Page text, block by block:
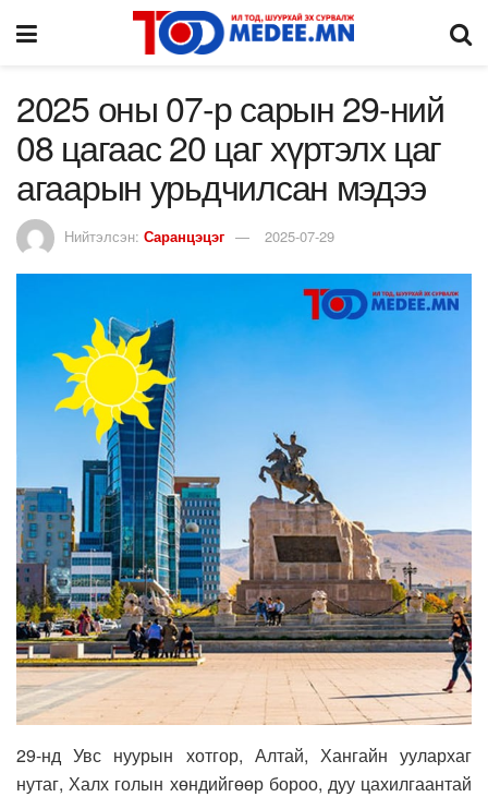
2025 оны 07-р сарын 29-ний
08 цагаас 20 цаг хүртэлх цаг
агаарын урьдчилсан мэдээ
Нийтэлсэн: Саранцэцэг 2025-07-29
29-нд Увс нуурын хотгор, Алтай, Хангайн уулархаг
нутаг, Халх голын хөндийгөөр бороо, дуу цахилгаантай